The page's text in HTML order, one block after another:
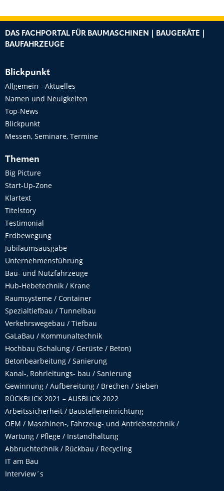
DAS FACHPORTAL FÜR BAUMASCHINEN | BAUGERÄTE |
BAUFAHRZEUGE
Blickpunkt
Allgemein - Aktuelles
Namen und Neuigkeiten
Top-News
Blickpunkt
Messen, Seminare, Termine
Themen
Big Picture
Start-Up-Zone
Klartext
Titelstory
Testimonial
Erdbewegung
Jubiläumsausgabe
Unternehmensführung
Bau- und Nutzfahrzeuge
Hub-Hebetechnik / Krane
Raumsysteme / Container
Spezialtiefbau / Tunnelbau
Verkehrswegebau / Tiefbau
GaLaBau / Kommunaltechnik
Hochbau (Schalung / Gerüste / Beton)
Betonbearbeitung / Sanierung
Kanal-, Rohrleitungs- bau / Sanierung
Gewinnung / Aufbereitung / Brechen / Sieben
RÜCKBLICK 2021 – AUSBLICK 2022
Arbeitssicherheit / Baustelleneinrichtung
OEM / Maschinen-, Fahrzeug- und Antriebstechnik /
Wartung / Pflege / Instandhaltung
Abbruchtechnik / Rückbau / Recycling
IT am Bau
Interview´s